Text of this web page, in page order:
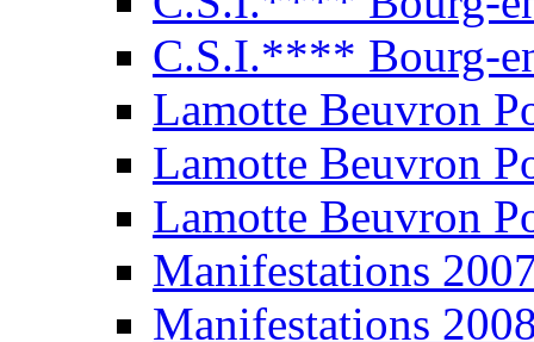
C.S.I.**** Bourg-
Lamotte Beuvron
Lamotte Beuvron
Lamotte Beuvron
Manifestations
Manifestations